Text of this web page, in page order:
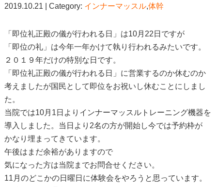
2019.10.21 | Category: インナーマッスル,体幹
「即位礼正殿の儀が行われる日」は10月22日ですが
「即位の礼」は今年一年かけて執り行われるみたいです。
２０１９年だけの特別な日です。
「即位礼正殿の儀が行われる日」に営業するのか休むのか
考えましたが国民として即位をお祝いし休むことにしまし
た。
当院では10月1日よりインナーマッスルトレーニング機器を
導入しました。当日より2名の方が開始し今では予約枠が
かなり埋まってきています。
午後はまだ余裕がありますので
気になった方は当院までお問合せください。
11月のどこかの日曜日に体験会をやろうと思っています。